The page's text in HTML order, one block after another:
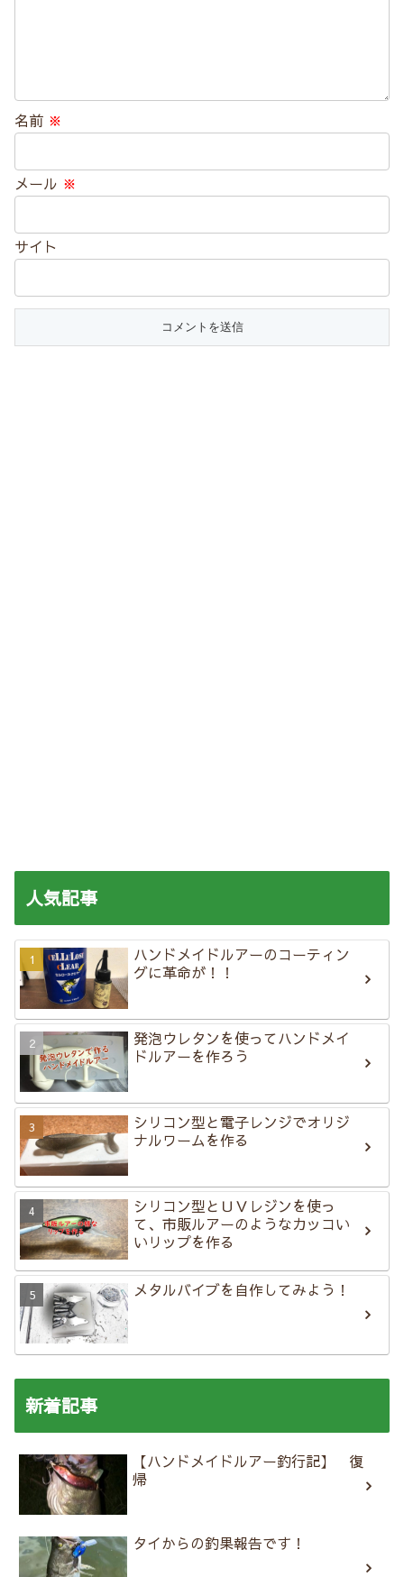
名前 ※
メール ※
サイト
人気記事
ハンドメイドルアーのコーティン
グに革命が！！
発泡ウレタンを使ってハンドメイ
ドルアーを作ろう
シリコン型と電子レンジでオリジ
ナルワームを作る
シリコン型とＵＶレジンを使っ
て、市販ルアーのようなカッコい
いリップを作る
メタルバイブを自作してみよう！
新着記事
【ハンドメイドルアー釣行記】 復
帰
タイからの釣果報告です！